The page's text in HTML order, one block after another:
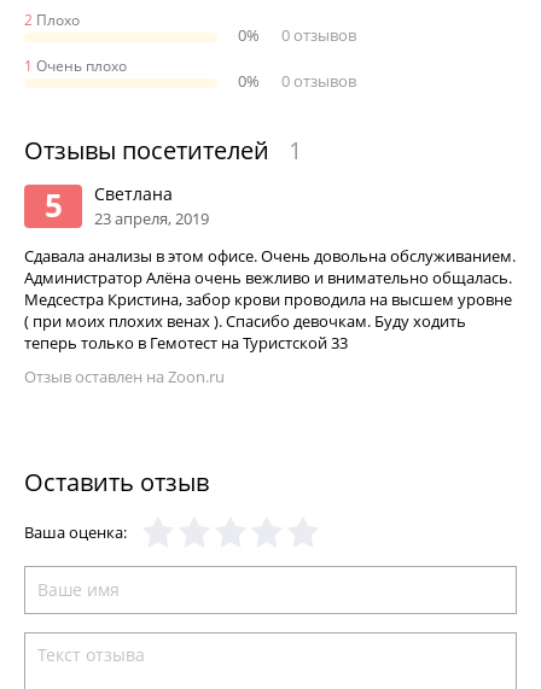
2 Плохо
0% 0 отзывов
1 Очень плохо
0% 0 отзывов
Отзывы посетителей 1
5 Светлана
23 апреля, 2019
Сдавала анализы в этом офисе. Очень довольна обслуживанием.
Администратор Алёна очень вежливо и внимательно общалась.
Медсестра Кристина, забор крови проводила на высшем уровне
( при моих плохих венах ). Спасибо девочкам. Буду ходить
теперь только в Гемотест на Туристской 33
Отзыв оставлен на Zoon.ru
Оставить отзыв
Ваша оценка: